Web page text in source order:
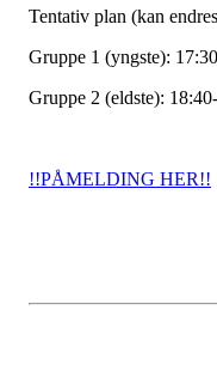
Tentativ plan (kan
Gruppe 1 (yngste):
Gruppe 2 (eldste):
!!PÅMELDING HER!!